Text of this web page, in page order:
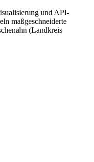
und API-
maßgeschneiderte
(Landkreis